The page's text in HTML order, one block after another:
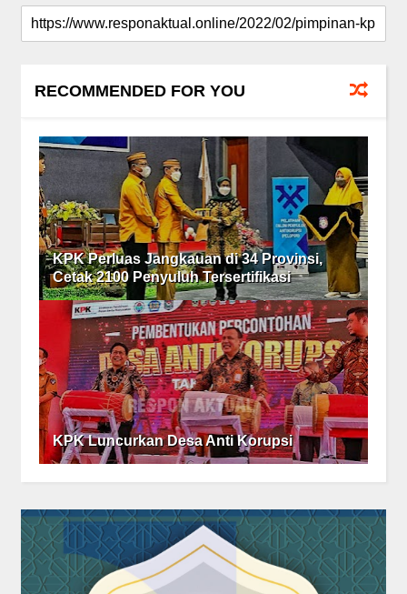
RECOMMENDED FOR YOU
KPK Perluas Jangkauan di 34 Provinsi,
Cetak 2100 Penyuluh Tersertifikasi
KPK Luncurkan Desa Anti Korupsi